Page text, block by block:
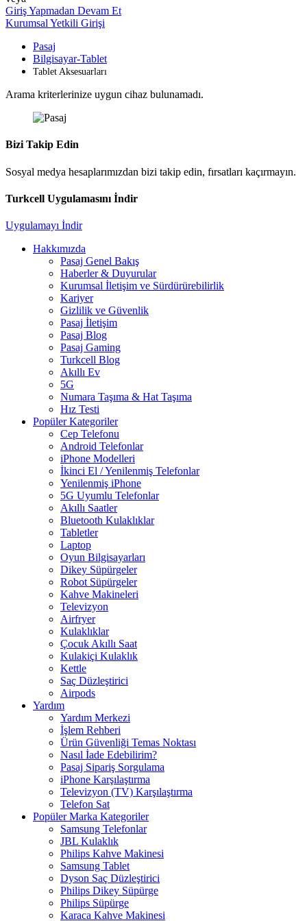
Giriş Yapmadan Devam Et
Kurumsal Yetkili Girişi
Pasaj
Bilgisayar-Tablet
Tablet Aksesuarları
Arama kriterlerinize uygun cihaz bulunamadı.
Bizi Takip Edin
Sosyal medya hesaplarımızdan bizi takip edin, fırsatları kaçırmayın.
Turkcell Uygulamasını İndir
Uygulamayı İndir
Hakkımızda
Pasaj Genel Bakış
Haberler & Duyurular
Kurumsal İletişim ve Sürdürürebilirlik
Kariyer
Gizlilik ve Güvenlik
Pasaj İletişim
Pasaj Blog
Pasaj Gaming
Turkcell Blog
Akıllı Ev
5G
Numara Taşıma & Hat Taşıma
Hız Testi
Popüler Kategoriler
Cep Telefonu
Android Telefonlar
iPhone Modelleri
İkinci El / Yenilenmiş Telefonlar
Yenilenmiş iPhone
5G Uyumlu Telefonlar
Akıllı Saatler
Bluetooth Kulaklıklar
Tabletler
Laptop
Oyun Bilgisayarları
Dikey Süpürgeler
Robot Süpürgeler
Kahve Makineleri
Televizyon
Airfryer
Kulaklıklar
Çocuk Akıllı Saat
Kulakiçi Kulaklık
Kettle
Saç Düzleştirici
Airpods
Yardım
Yardım Merkezi
İşlem Rehberi
Ürün Güvenliği Temas Noktası
Nasıl İade Edebilirim?
Pasaj Sipariş Sorgulama
iPhone Karşılaştırma
Televizyon (TV) Karşılaştırma
Telefon Sat
Popüler Marka Kategoriler
Samsung Telefonlar
JBL Kulaklık
Philips Kahve Makinesi
Samsung Tablet
Dyson Saç Düzleştirici
Philips Dikey Süpürge
Philips Süpürge
Karaca Kahve Makinesi